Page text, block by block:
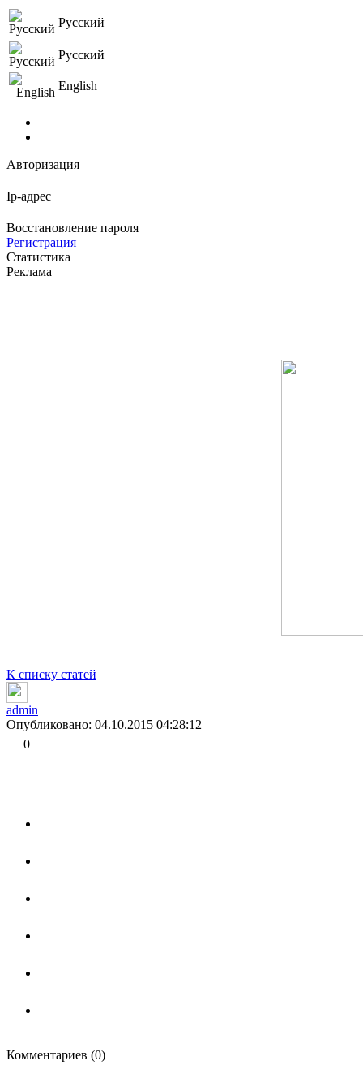
Русский
Русский
English
Авторизация
Ip-адрес
Восстановление пароля
Регистрация
Статистика
Реклама
К списку статей
admin
Опубликовано: 04.10.2015 04:28:12
0
Комментариев (0)